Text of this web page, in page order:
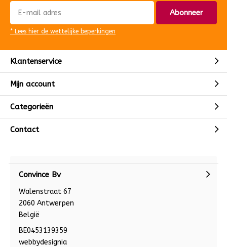
Abonneer
* Lees hier de wettelijke beperkingen
Klantenservice
Mijn account
Categorieën
Contact
Convince Bv
Walenstraat 67
2060 Antwerpen
België
BE0453139359
webbydesignia